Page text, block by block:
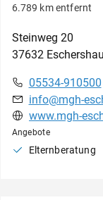
6.789 km entfernt
Steinweg 20
37632
05534-910500
info@mgh-
Angebote
Elternberatung